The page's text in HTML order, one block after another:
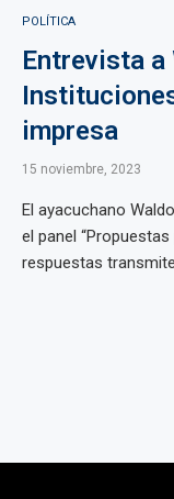
POLÍTICA
Entrevista a
impresa
15 noviembre, 2023
El ayacuchano
el panel
respuestas